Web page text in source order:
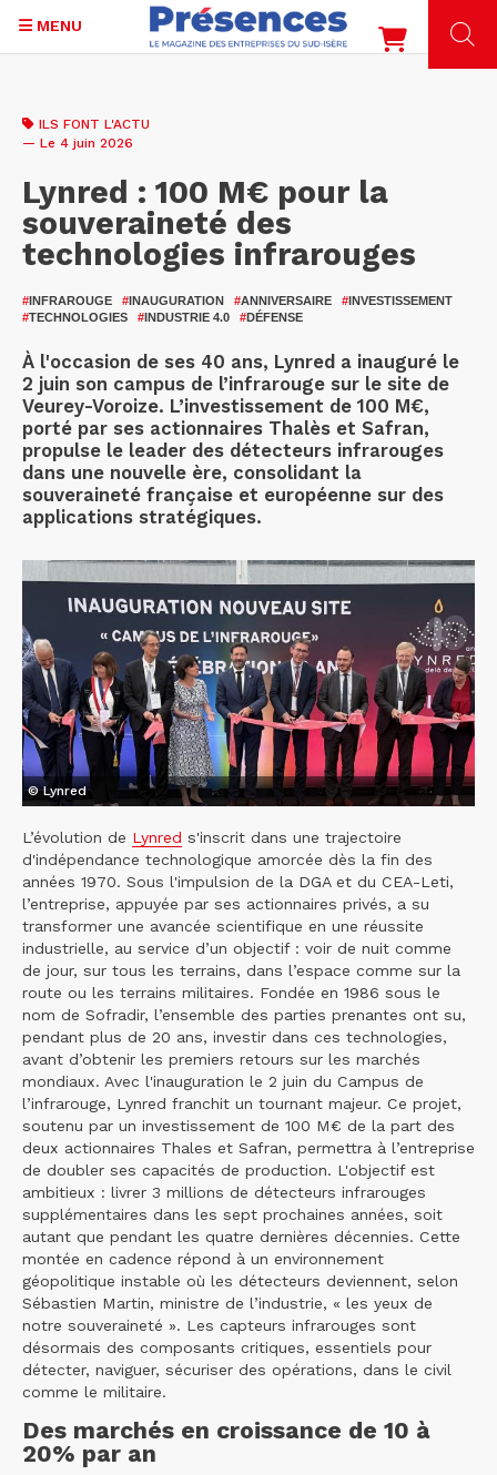
contenu
MENU
ILS FONT L'ACTU
— Le 4 juin 2026
Lynred : 100 M€ pour la
souveraineté des
technologies infrarouges
#INFRAROUGE #INAUGURATION #ANNIVERSAIRE #INVESTISSEMENT
#TECHNOLOGIES #INDUSTRIE 4.0 #DÉFENSE
À l'occasion de ses 40 ans, Lynred a inauguré le
2 juin son campus de l’infrarouge sur le site de
Veurey-Voroize. L’investissement de 100 M€,
porté par ses actionnaires Thalès et Safran,
propulse le leader des détecteurs infrarouges
dans une nouvelle ère, consolidant la
souveraineté française et européenne sur des
applications stratégiques.
© Lynred
L’évolution de Lynred s'inscrit dans une trajectoire
d'indépendance technologique amorcée dès la fin des
années 1970. Sous l'impulsion de la DGA et du CEA-Leti,
l’entreprise, appuyée par ses actionnaires privés, a su
transformer une avancée scientifique en une réussite
industrielle, au service d’un objectif : voir de nuit comme
de jour, sur tous les terrains, dans l’espace comme sur la
route ou les terrains militaires. Fondée en 1986 sous le
nom de Sofradir, l’ensemble des parties prenantes ont su,
pendant plus de 20 ans, investir dans ces technologies,
avant d’obtenir les premiers retours sur les marchés
mondiaux. Avec l'inauguration le 2 juin du Campus de
l’infrarouge, Lynred franchit un tournant majeur. Ce projet,
soutenu par un investissement de 100 M€ de la part des
deux actionnaires Thales et Safran, permettra à l’entreprise
de doubler ses capacités de production. L'objectif est
ambitieux : livrer 3 millions de détecteurs infrarouges
supplémentaires dans les sept prochaines années, soit
autant que pendant les quatre dernières décennies. Cette
montée en cadence répond à un environnement
géopolitique instable où les détecteurs deviennent, selon
Sébastien Martin, ministre de l’industrie, « les yeux de
notre souveraineté ». Les capteurs infrarouges sont
désormais des composants critiques, essentiels pour
détecter, naviguer, sécuriser des opérations, dans le civil
comme le militaire.
Des marchés en croissance de 10 à
20% par an